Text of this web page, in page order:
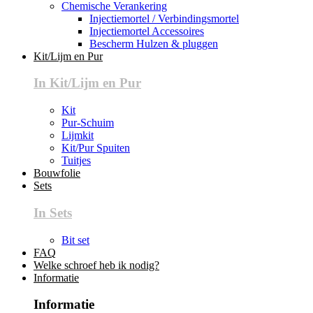
Chemische Verankering
Injectiemortel / Verbindingsmortel
Injectiemortel Accessoires
Bescherm Hulzen & pluggen
Kit/Lijm en Pur
In Kit/Lijm en Pur
Kit
Pur-Schuim
Lijmkit
Kit/Pur Spuiten
Tuitjes
Bouwfolie
Sets
In Sets
Bit set
FAQ
Welke schroef heb ik nodig?
Informatie
Informatie